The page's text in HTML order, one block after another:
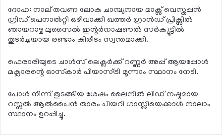
ദോഹ: നാല് തവണ ലോക ചാമ്പ്യനായ മാക്സ് വെസ്തപ്പന്‍
ഗ്രിഡ് പെനാല്‍റ്റി ഒഴിവാക്കി ഖത്തര്‍ ഗ്രാന്‍ഡ് പ്രിക്സില്‍
ഞായറാഴ്ച ലുസൈല്‍ ഇന്റര്‍നാഷണല്‍ സര്‍ക്യൂട്ടില്‍
തുടര്‍ച്ചയായ രണ്ടാം കിരീടം സ്വന്തമാക്കി.
ഫെരാരിയുടെ ചാള്‍സ് ലെക്ലര്‍ക്ക് റണ്ണര്‍ അപ്പ് ആയപ്പോള്‍
മക്ലാരന്റെ ഓസ്‌കാര്‍ പിയാസ്ട്രി മൂന്നാം സ്ഥാനം നേടി.
പോള്‍ നിന്ന് തുടങ്ങിയ ശേഷം ലൈനില്‍ ലീഡ് നഷ്ടമായ
റസ്സല്‍ ആല്‍പൈന്‍ താരം പിയറി ഗാസ്ലിയെക്കാള്‍ നാലാം
സ്ഥാനം ഉറപ്പിച്ചു.